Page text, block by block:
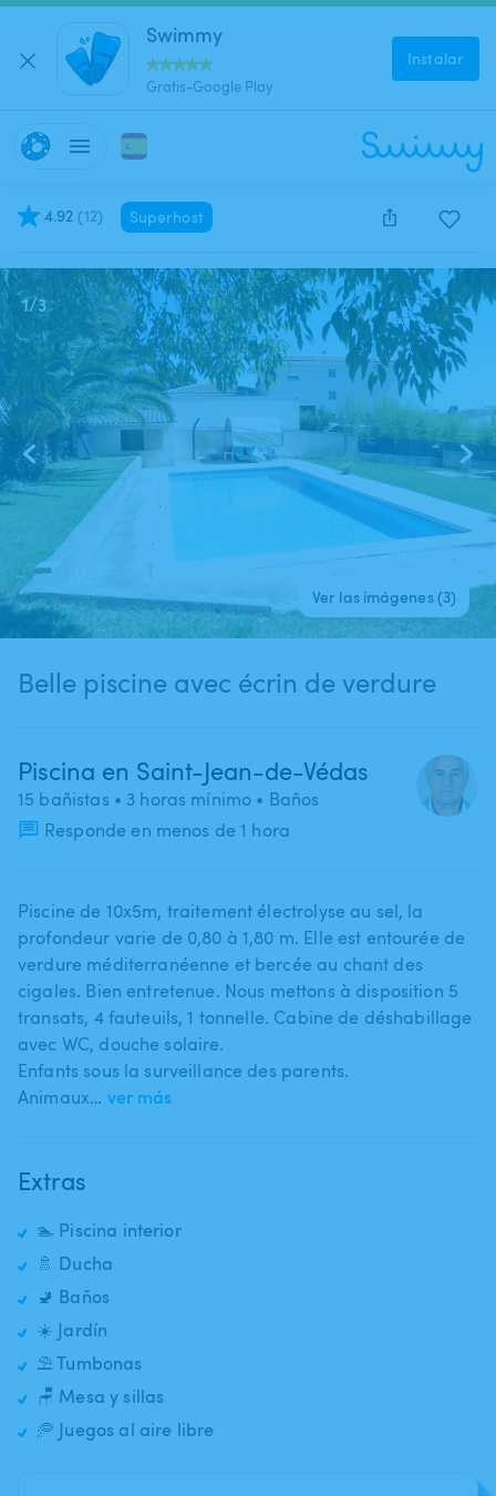
Swimmy
Gratis-Google Play
Instalar
4.92 (12) Superhost
Este anuncio está cerrado y no se puede reservar.
1/3
Ver las imágenes (3)
Belle piscine avec écrin de verdure
Piscina en Saint-Jean-de-Védas
15 bañistas • 3 horas mínimo • Baños
Responde en menos de 1 hora
Piscine de 10x5m​,​ traitement électrolyse au sel​,​ la
profondeur varie de 0​,​80 à 1​,​80 m. Elle est entourée de
verdure méditerranéenne et bercée au chant des
cigales. Bien entretenue. Nous mettons à disposition 5
transats​,​ 4 fauteuils​,​ 1 tonnelle. Cabine de déshabillage
avec WC​,​ douche solaire.
Enfants sous la surveillance des parents.
Animaux… ver más
Extras
🏊 Piscina interior
🚿 Ducha
🚽 Baños
☀️ Jardín
⛱️ Tumbonas
🪑 Mesa y sillas
🥏 Juegos al aire libre